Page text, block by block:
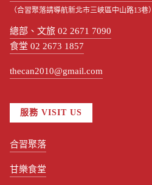
（合習聚落請導航新北市三峽區中山路13巷）
總部、文旅 02 2671 7090
食堂 02 2673 1857
thecan2010@gmail.com
服務 VISIT US
合習聚落
甘樂食堂